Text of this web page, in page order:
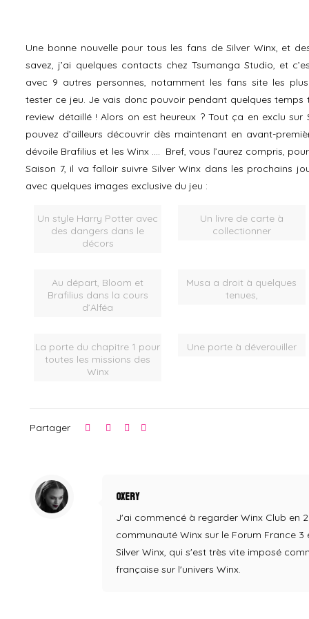
Une bonne nouvelle pour tous les fans de Silver Winx, et
savez, j’ai quelques contacts chez Tsumanga Studio, et
avec 9 autres personnes, notamment les fans site les
tester ce jeu. Je vais donc pouvoir pendant quelques temps
review détaillé ! Alors on est heureux ? Tout ça en exclu sur
pouvez d’ailleurs découvrir dès maintenant en avant-
dévoile Brafilius et les Winx …. Bref, vous l’aurez compris,
Saison 7, il va falloir suivre Silver Winx dans les prochains
avec quelques images exclusive du jeu :
Un style Harry Potter avec
des dangers dans le
décors
Un livre de carte à
collectionner
Au départ, Bloom et
Brafilius dans la cours
d’Alféa
Musa a droit à quelques
tenues,
La porte du chapitre 1 pour
toutes les missions des
Winx
Une porte à déverouiller
Partager
Oxery
J'ai commencé à regarder Winx Club en
communauté Winx sur le Forum France 3
Silver Winx, qui s'est très vite imposé
française sur l'univers Winx.